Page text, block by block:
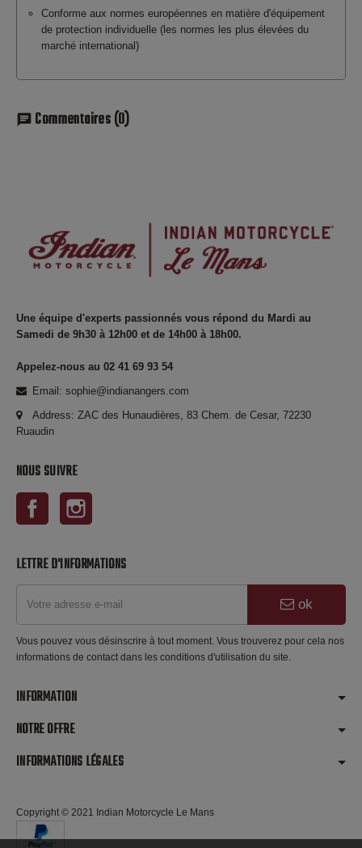
Conforme aux normes européennes en matière d'équipement
de protection individuelle (les normes les plus élevées du
marché international)
chat Commentaires(0)
Une équipe d'experts passionnés vous répond du Mardi au
Samedi de 9h30 à 12h00 et de 14h00 à 18h00.
Appelez-nous au 02 41 69 93 54
Email: sophie@indianangers.com
Address: ZAC des Hunaudières, 83 Chem. de Cesar, 72230
Ruaudin
NOUS SUIVRE
Facebook
LETTRE D'INFORMATIONS
ok
Vous pouvez vous désinscrire à tout moment. Vous trouverez pour cela nos
informations de contact dans les conditions d'utilisation du site.
INFORMATION
NOTRE OFFRE
INFORMATIONS LÉGALES
Copyright © 2021 Indian Motorcycle Le Mans